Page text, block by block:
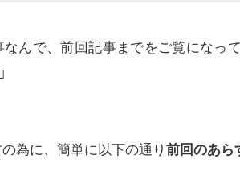
んで、前回記事までをご覧になっ
為に、簡単に以下の通り 前回のあら